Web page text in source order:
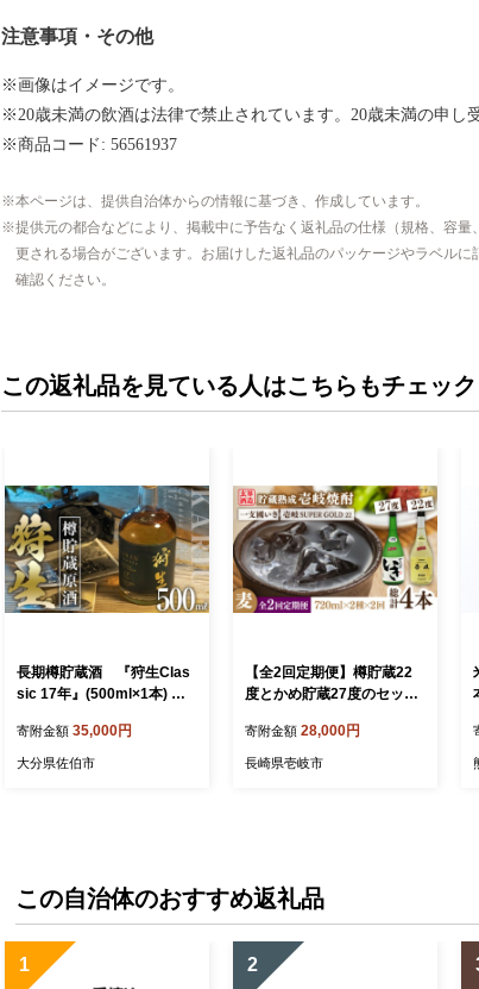
注意事項・その他
※画像はイメージです。
※20歳未満の飲酒は法律で禁止されています。20歳未満の申し
※商品コード: 56561937
本ページは、提供自治体からの情報に基づき、作成しています。
提供元の都合などにより、掲載中に予告なく返礼品の仕様（規格、容
更される場合がございます。お届けした返礼品のパッケージやラベル
確認ください。
この返礼品を見ている人はこちらもチェック
長期樽貯蔵酒 『狩生Clas
sic 17年』(500ml×1本) プ
コール 木樽 貯蔵酒 国産
【AN97】【ぶんご銘醸】
寄附金額 35,000円
大分県佐伯市
【全2回定期便】樽貯蔵22
度とかめ貯蔵27度のセット
酎 壱岐焼酎 麦焼酎 酒 アル
コール [JDB367]
寄附金額 28,000円
長崎県壱岐市
この自治体のおすすめ返礼品
1 2